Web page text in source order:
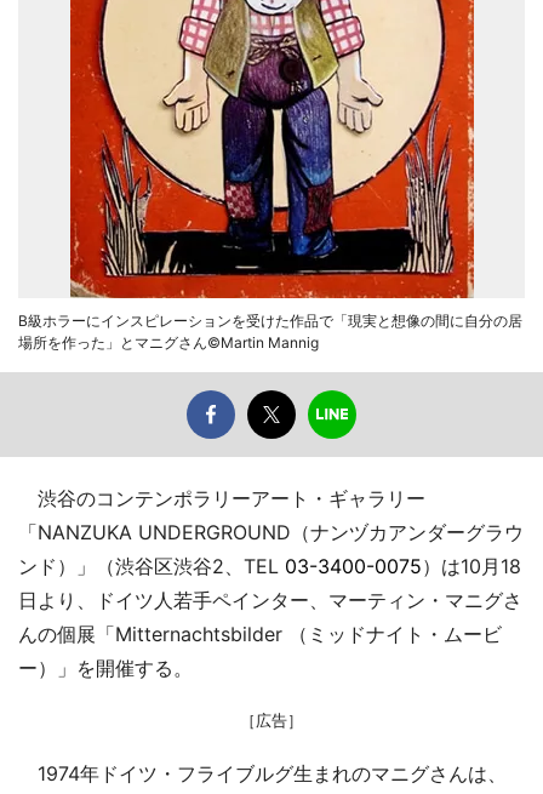
B級ホラーにインスピレーションを受けた作品で「現実と想像の間に自分の居
場所を作った」とマニグさん©Martin Mannig
渋谷のコンテンポラリーアート・ギャラリー
「NANZUKA UNDERGROUND（ナンヅカアンダーグラウ
ンド）」（渋谷区渋谷2、TEL 03-3400-0075）は10月18
日より、ドイツ人若手ペインター、マーティン・マニグさ
んの個展「Mitternachtsbilder （ミッドナイト・ムービ
ー）」を開催する。
［広告］
1974年ドイツ・フライブルグ生まれのマニグさんは、